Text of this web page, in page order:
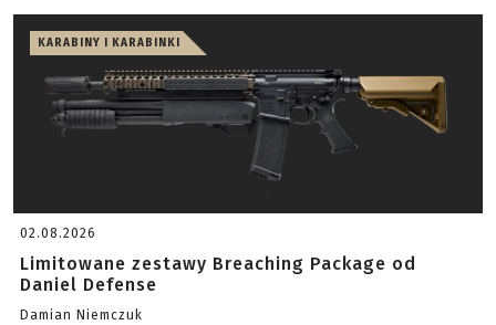
KARABINY I KARABINKI
02.08.2026
Limitowane zestawy Breaching Package od
Daniel Defense
Damian Niemczuk